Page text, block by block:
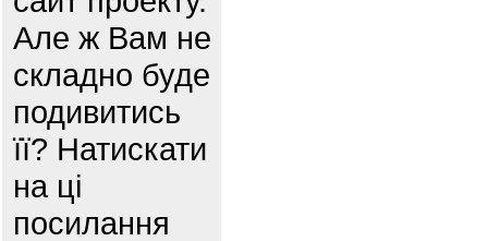
Але ж Вам не
складно буде
подивитись
її? Натискати
на ці
посилання